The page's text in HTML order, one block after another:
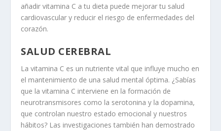
añadir vitamina C a tu dieta puede mejorar tu salud
cardiovascular y reducir el riesgo de enfermedades del
corazón.
SALUD CEREBRAL
La vitamina C es un nutriente vital que influye mucho en
el mantenimiento de una salud mental óptima. ¿Sabías
que la vitamina C interviene en la formación de
neurotransmisores como la serotonina y la dopamina,
que controlan nuestro estado emocional y nuestros
hábitos? Las investigaciones también han demostrado